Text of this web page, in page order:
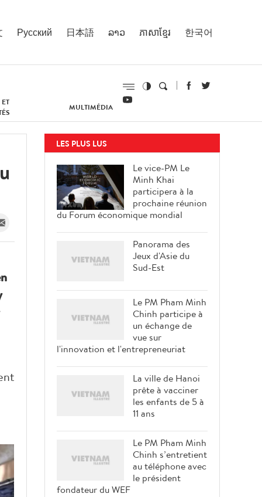
Русский 日本語 ລາວ ភាសាខ្មែរ 한국어
MULTIMÉDIA
LES PLUS LUS
Le vice-PM Le
Minh Khai
participera à la
prochaine réunion
du Forum économique mondial
Panorama des
Jeux d'Asie du
Sud-Est
Le PM Pham Minh
Chinh participe à
un échange de
vue sur
l'innovation et l'entrepreneuriat
La ville de Hanoi
prête à vacciner
les enfants de 5 à
11 ans
Le PM Pham Minh
Chinh s’entretient
au téléphone avec
le président
fondateur du WEF